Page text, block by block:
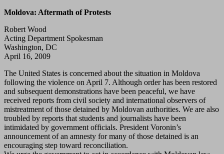
Moldova: Aftermath of Protests
Robert Wood
Acting Department Spokesman
Washington, DC
April 16, 2009
The United States is concerned about the situation in Moldova
following the violence on April 7. Although order has been restored
and subsequent demonstrations have been peaceful, we have
received reports from civil society and international observers of
mistreatment of those detained by Moldovan authorities. We are also
troubled by reports that students and journalists have been
intimidated by government officials. President Voronin’s
announcement of an amnesty for many of those detained is an
encouraging step toward reconciliation.